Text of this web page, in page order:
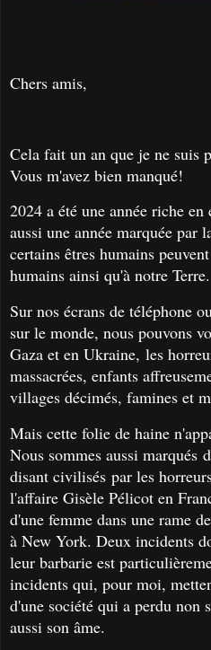
Chers amis,
Cela fait un an que je ne suis
Vous m'avez bien manqué!
2024 a été une année riche
aussi une année marquée par
certains êtres humains
humains ainsi qu'à notre Terre.
Sur nos écrans de téléphone
sur le monde, nous pouvons
Gaza et en Ukraine, les
massacrées, enfants
villages décimés, famines et
Mais cette folie de haine
Nous sommes aussi marqués
disant civilisés par les
l'affaire Gisèle Pélicot en
d'une femme dans une rame
à New York. Deux incidents
leur barbarie est
incidents qui, pour moi,
d'une société qui a perdu non
aussi son âme.